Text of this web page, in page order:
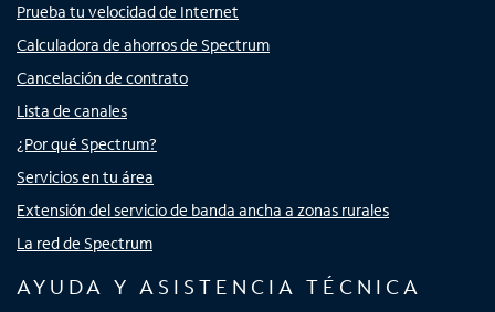
Prueba tu velocidad de Internet
Calculadora de ahorros de Spectrum
Cancelación de contrato
Lista de canales
¿Por qué Spectrum?
Servicios en tu área
Extensión del servicio de banda ancha a zonas rurales
La red de Spectrum
AYUDA Y ASISTENCIA TÉCNICA